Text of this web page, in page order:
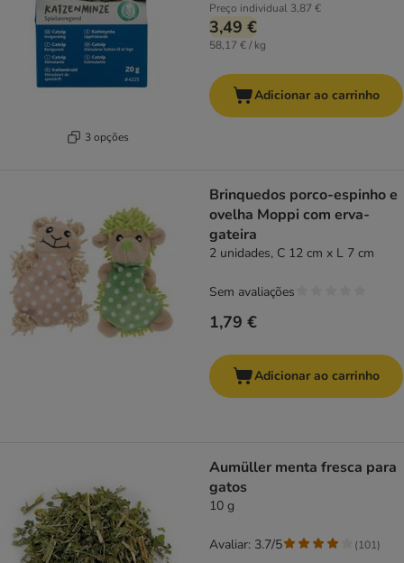
3 opções
Preço individual 3,87 €
3,49 €
58,17 € / kg
Adicionar ao carrinho
Brinquedos porco-espinho e
ovelha Moppi com erva-
gateira
2 unidades, C 12 cm x L 7 cm
1,79 €
Sem avaliações
Adicionar ao carrinho
Aumüller menta fresca para
gatos
10 g
Avaliar: 3.7/5 (101)